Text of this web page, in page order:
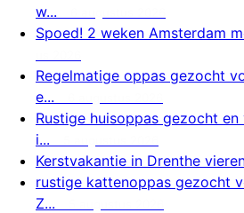
w...
Spoed! 2 weken Amsterdam
Regelmatige oppas gezocht
e...
Rustige huisoppas gezocht
i...
Kerstvakantie in Drenthe
rustige kattenoppas gezocht
Z...